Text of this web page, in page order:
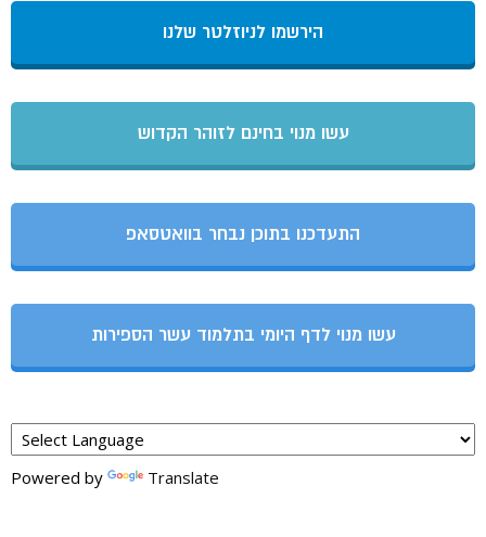
הירשמו לניוזלטר שלנו
עשו מנוי בחינם לזוהר הקדוש
התעדכנו בתוכן נבחר בוואטסאפ
עשו מנוי לדף היומי בתלמוד עשר הספירות
Powered by Translate